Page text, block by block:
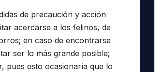
de precaución y acción
acercarse a los felinos, de
en caso de encontrarse
ser lo más grande posible;
pues esto ocasionaría que lo